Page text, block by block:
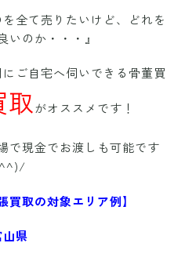
全て売りたいけど、どれを
いのか・・・』
ご自宅へ伺いできる骨董買
取がオススメです！
で現金でお渡しも可能です
買取の対象エリア例】
山県